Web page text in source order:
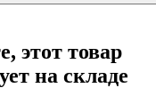
этот товар
на складе